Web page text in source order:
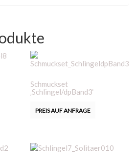
Schmuckset
‚Schlingel/dpBand3‘
PREIS AUF ANFRAGE